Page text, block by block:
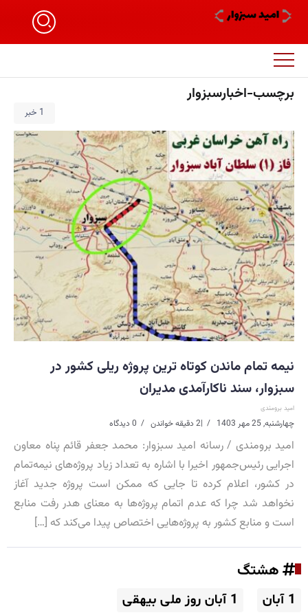
برچسب-اخبارسبزوار
1 خبر
نیمه تمام ماندن کوتاه ترین پروژه ریلی کشور در
سبزوار، سند ناکارآمدی مدیران
امید برومندی
چهارشنبه, 25 مهر 1403 |2 دقیقه خواندن 0 دیدگاه
امید برومندی / رسانه امید سبزوار: محمد جعفر قائم پناه معاون
اجرایی رئیس‌جمهور اخیرا با اشاره به تعداد زیاد پروژه‌های نیمه‌تمام
در کشور، اعلام کرده تا جایی که ممکن است پروژه جدید آغاز
نخواهد شد چرا که عدم اتمام پروژه‌ها به معنای هدر رفت منابع
است و منابع کشور به پروژه‌هایی اختصاص پیدا می‌کند که […]
هشتگ
1 آبان
1 آبان روز ملی بیهقی